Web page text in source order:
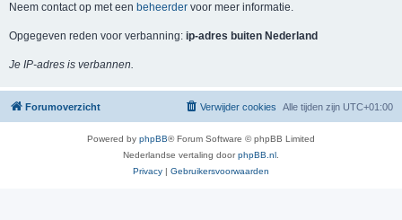
Neem contact op met een beheerder voor meer informatie.
Opgegeven reden voor verbanning: ip-adres buiten Nederland
Je IP-adres is verbannen.
Forumoverzicht Alle tijden zijn UTC+01:00
Verwijder cookies
Powered by phpBB® Forum Software © phpBB Limited
Nederlandse vertaling doorphpBB.nl
Privacy | Gebruikersvoorwaarden